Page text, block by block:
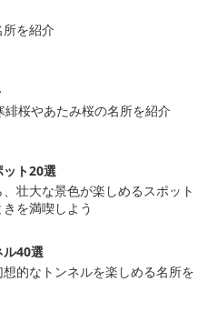
を紹介
緋桜やあたみ桜の名所を紹介
ット20選
壮大な景色が楽しめるスポット
を満喫しよう
40選
的なトンネルを楽しめる名所を